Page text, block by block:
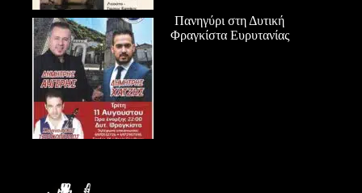
Πανηγύρι στη Δυτική
Φραγκίστα Ευρυτανίας